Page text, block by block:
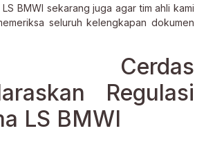
BMWI sekarang juga agar tim ahli kami
seluruh kelengkapan dokumen
Cerdas
Regulasi
LS BMWI